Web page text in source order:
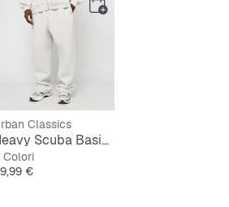
delle gambe per uno stile
si abbina a tutto
Classics
Heavy Scuba Basic Trackpants
Colori
€